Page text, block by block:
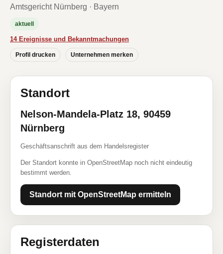
Amtsgericht Nürnberg · Bayern
aktuell
14 Ereignisse und Bekanntmachungen
Profil drucken Unternehmen merken
Standort
Nelson-Mandela-Platz 18, 90459
Nürnberg
Geschäftsanschrift aus dem Handelsregister
Der Standort konnte in OpenStreetMap noch nicht eindeutig
bestimmt werden.
Standort mit OpenStreetMap ermitteln
Registerdaten